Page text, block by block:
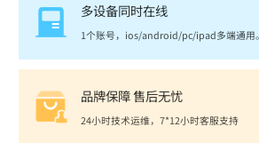
多设备同时在线
1个账号，ios/android/pc/ipad多端通用。
品牌保障 售后无忧
24小时技术运维，7*12小时客服支持